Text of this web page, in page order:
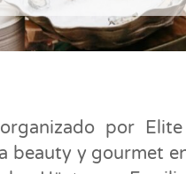
por
beauty y gourmet